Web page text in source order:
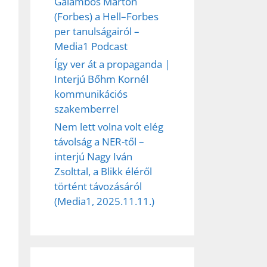
(Forbes) a Hell–Forbes
per tanulságairól –
Media1 Podcast
Így ver át a propaganda |
Interjú Bőhm Kornél
kommunikációs
szakemberrel
Nem lett volna volt elég
távolság a NER-től –
interjú Nagy Iván
Zsolttal, a Blikk éléről
történt távozásáról
(Media1, 2025.11.11.)